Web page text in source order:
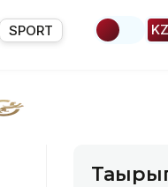
SPORT KZ